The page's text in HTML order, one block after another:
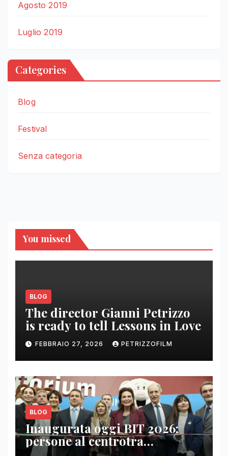
Agosto 2019
Luglio 2019
Categories
Blog
Festival
Senza categoria
You missed
BLOG
The director Gianni Petrizzo
is ready to tell Lessons in Love
FEBBRAIO 27, 2026 PETRIZZOFILM
BLOG
Inaugurata oggi BIT 2026:
persone al centrotra